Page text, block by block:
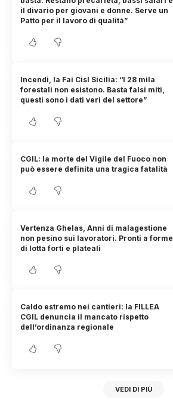
il divario per giovani e donne. Serve un
Patto per il lavoro di qualità”
Incendi, la Fai Cisl Sicilia: “I 28 mila
forestali non esistono. Basta falsi miti,
questi sono i dati veri del settore”
CGIL: la morte del Vigile del Fuoco non
può essere definita una tragica fatalità
Vertenza Ghelas, Anni di malagestione
non pesino sui lavoratori. Pronti a forme
di lotta forti e plateali
Caldo estremo nei cantieri: la FILLEA
CGIL denuncia il mancato rispetto
dell’ordinanza regionale
VEDI DI PIÙ